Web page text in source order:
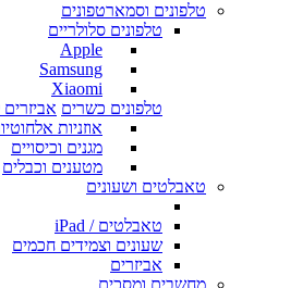
טלפונים וסמארטפונים
טלפונים סלולריים
Apple
Samsung
Xiaomi
טלפונים כשרים
אוזניות
מגנים וכיסויים
מטענים וכבלים
טאבלטים ושעונים
טאבלטים / iPad
שעונים וצמידים חכמים
אביזרים
מחשבים ומסכים